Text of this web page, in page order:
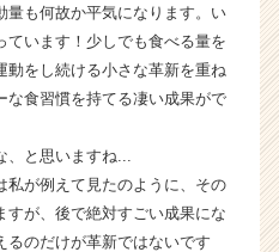
量も何故か平気になります。い
います！少しでも食べる量を
をし続ける小さな革新を重ね
な食習慣を持てる凄い成果がで
と思いますね...
私が例えて見たのように、その
が、後で絶対すごい成果にな
るのだけが革新ではないです